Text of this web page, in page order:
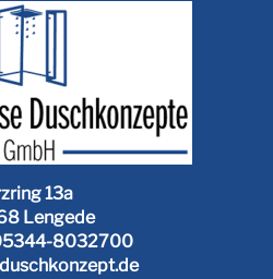
13a
Lengede
8032700